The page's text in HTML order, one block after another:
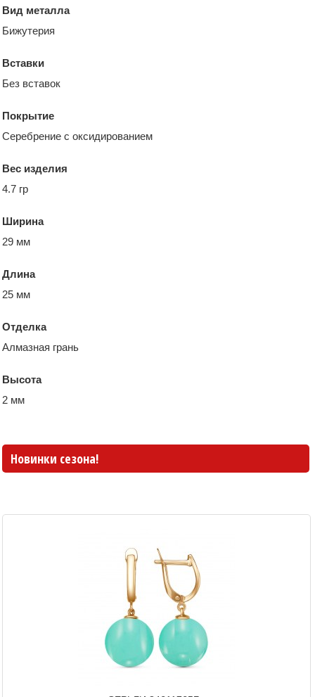
Вид металла
Бижутерия
Вставки
Без вставок
Покрытие
Серебрение с оксидированием
Вес изделия
4.7 гр
Ширина
29 мм
Длина
25 мм
Отделка
Алмазная грань
Высота
2 мм
Новинки сезона!